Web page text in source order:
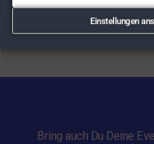
Einstellungen
Bring auch Du Deine